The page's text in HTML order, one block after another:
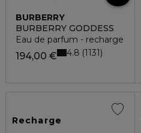
BURBERRY
BURBERRY GODDESS
Eau de parfum - recharge
194,00 € 4.8 1131
Recharge